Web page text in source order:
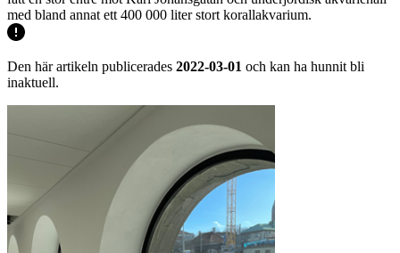
med bland annat ett 400 000 liter stort korallakvarium.
Den här artikeln publicerades 2022-03-01 och kan ha hunnit bli
inaktuell.